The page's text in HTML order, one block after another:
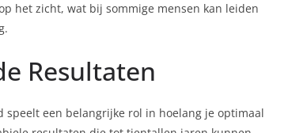
het zicht, wat bij sommige mensen kan leiden
Resultaten
een belangrijke rol in hoelang je optimaal